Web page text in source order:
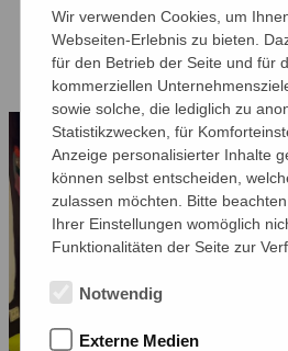
detailreiche Welten,
fördern und die
Wir verwenden Cookies, um
Webseiten-Erlebnis zu bieten.
für den Betrieb der Seite und für
kommerziellen
sowie solche, die lediglich zu
Statistikzwecken, für
Anzeige personalisierter Inhalte
können selbst entscheiden,
zulassen möchten. Bitte
Ihrer Einstellungen womöglich
Funktionalitäten der Seite zur
Notwendig
Externe Medien